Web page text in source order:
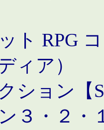
ト RPG
ィア）
ション【
３・２